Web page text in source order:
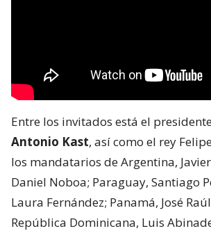
Entre los invitados está el
Antonio Kast, así como el rey
los mandatarios de Argentina,
Daniel Noboa; Paraguay, Santiago
Laura Fernández; Panamá, José
República Dominicana, Luis